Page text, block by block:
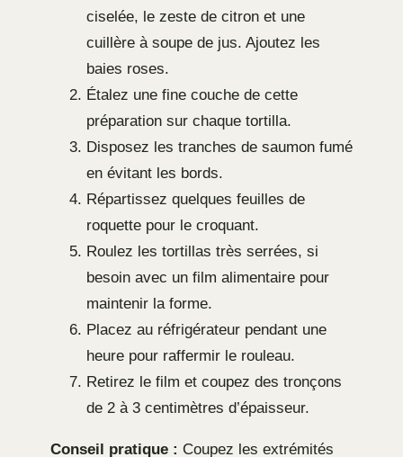
ciselée, le zeste de citron et une
cuillère à soupe de jus. Ajoutez les
baies roses.
Étalez une fine couche de cette
préparation sur chaque tortilla.
Disposez les tranches de saumon fumé
en évitant les bords.
Répartissez quelques feuilles de
roquette pour le croquant.
Roulez les tortillas très serrées, si
besoin avec un film alimentaire pour
maintenir la forme.
Placez au réfrigérateur pendant une
heure pour raffermir le rouleau.
Retirez le film et coupez des tronçons
de 2 à 3 centimètres d’épaisseur.
Conseil pratique : Coupez les extrémités